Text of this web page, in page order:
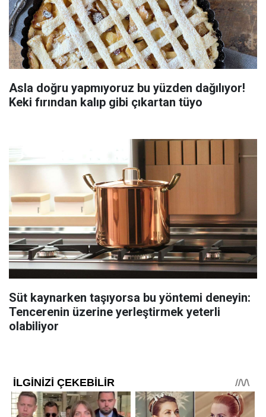
Asla doğru yapmıyoruz bu yüzden dağılıyor!
Keki fırından kalıp gibi çıkartan tüyo
Süt kaynarken taşıyorsa bu yöntemi deneyin:
Tencerenin üzerine yerleştirmek yeterli
olabiliyor